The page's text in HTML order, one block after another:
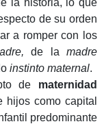
la historia, lo que
de su orden
a romper con los
de lamadre
instinto maternal.
de maternidad
hijos como capital
predominante